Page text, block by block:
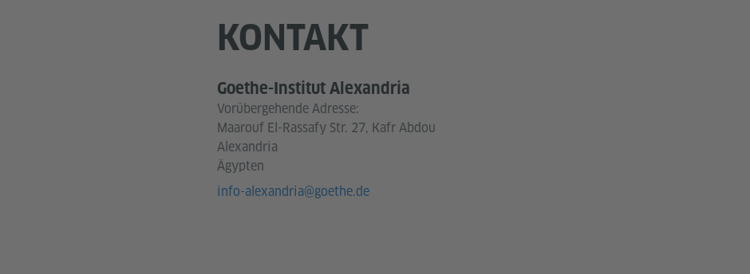
KONTAKT
Goethe-Institut Alexandria
Vorübergehende Adresse:
Maarouf El-Rassafy Str. 27, Kafr Abdou
Alexandria
Ägypten
info-alexandria@goethe.de